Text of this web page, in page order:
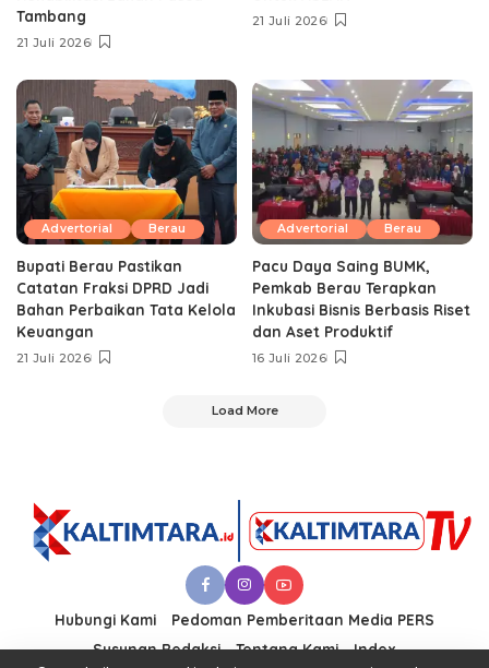
Tambang
21 Juli 2026
21 Juli 2026
Advertorial Berau
Bupati Berau Pastikan
Catatan Fraksi DPRD Jadi
Bahan Perbaikan Tata Kelola
Keuangan
21 Juli 2026
Advertorial Berau
Pacu Daya Saing BUMK,
Pemkab Berau Terapkan
Inkubasi Bisnis Berbasis Riset
dan Aset Produktif ‎
16 Juli 2026
Load More
Hubungi Kami
Pedoman Pemberitaan Media PERS
Susunan Redaksi
Tentang Kami
Index